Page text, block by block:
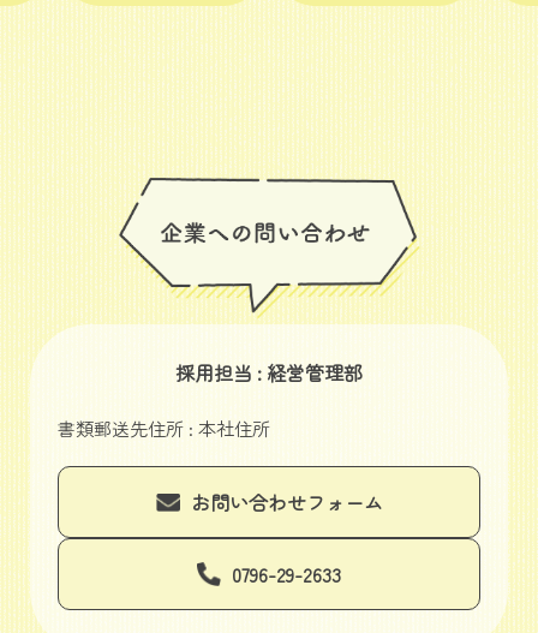
採用担当 : 経営管理部
書類郵送先住所 : 本社住所
お問い合わせフォーム
0796-29-2633